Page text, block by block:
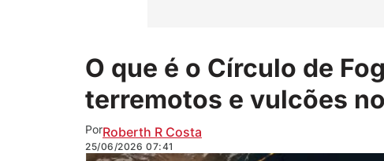
O que é o Círculo de
terremotos e vulcões
PorRoberth R Costa
25/06/2026 07:41